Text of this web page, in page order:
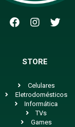
STORE
Celulares
Eletrodomésticos
Informática
TVs
Games